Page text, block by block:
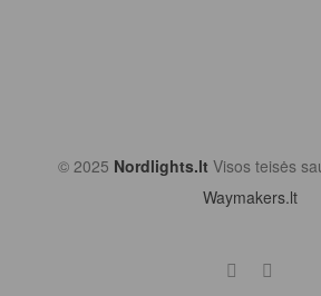
© 2025 Nordlights.lt Visos teisės
Waymakers.lt